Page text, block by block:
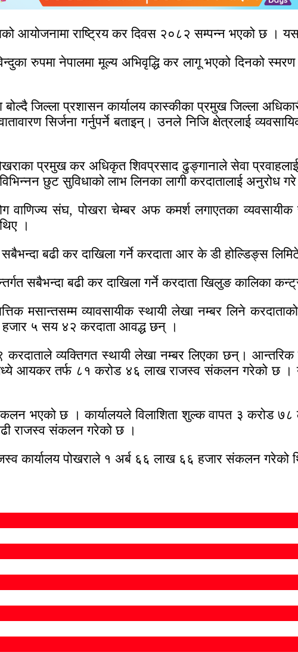
आयोजनामा राष्ट्रिय कर दिवस २०८२ सम्पन्न भएको छ ।
रुपमा नेपालमा मूल्य अभिवृद्धि कर लागू भएको दिनको
बोल्दै जिल्ला प्रशासन कार्यालय कास्कीका प्रमुख जिल्ला
सिर्जना गर्नुपर्ने बताइन्। उनले निजि क्षेत्रलाई
प्रमुख कर अधिकृत शिवप्रसाद ढुङ्गानाले सेवा
छुट सुविधाको लाभ लिनका लागी करदातालाई अनुरोध
वाणिज्य संघ, पोखरा चेम्बर अफ कमर्श लगाएतका
।
बढी कर दाखिला गर्ने करदाता आर के डी होल्डिङ्स
सबैभन्दा बढी कर दाखिला गर्ने करदाता खिलुङ कालिका
मसान्तसम्म व्यावसायीक स्थायी लेखा नम्बर लिने
५ सय ४२ करदाता आवद्ध छन् ।
व्यक्तिगत स्थायी लेखा नम्बर लिएका छन्। आन्तरिक
आयकर तर्फ ८१ करोड ४६ लाख राजस्व संकलन गरेको छ ।
भएको छ । कार्यालयले विलाशिता शुल्क वापत ३ करोड
राजस्व संकलन गरेको छ ।
कार्यालय पोखराले १ अर्ब ६६ लाख ६६ हजार संकलन गरेको